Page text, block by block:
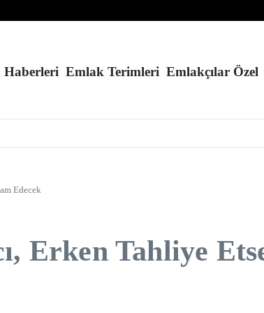
Haberleri Emlak Terimleri Emlakçılar Özel
Edecek
Erken Tahliye